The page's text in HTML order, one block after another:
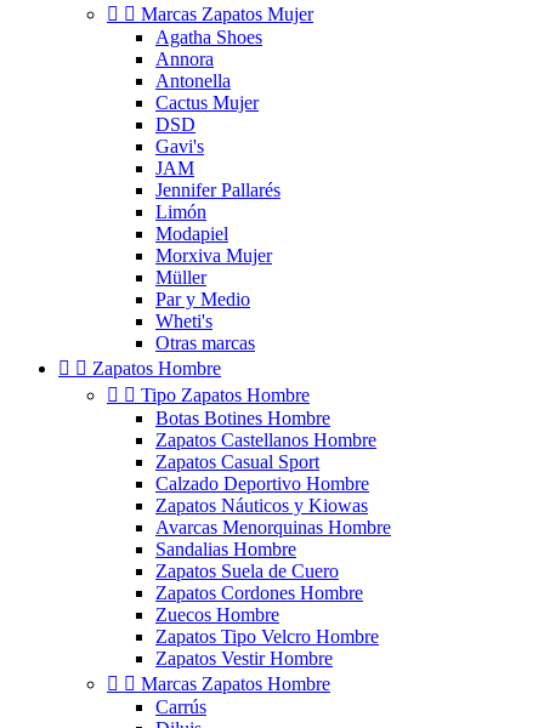
  Marcas Zapatos Mujer
Agatha Shoes
Annora
Antonella
Cactus Mujer
DSD
Gavi's
JAM
Jennifer Pallarés
Limón
Modapiel
Morxiva Mujer
Müller
Par y Medio
Wheti's
Otras marcas
  Zapatos Hombre
  Tipo Zapatos Hombre
Botas Botines Hombre
Zapatos Castellanos Hombre
Zapatos Casual Sport
Calzado Deportivo Hombre
Zapatos Náuticos y Kiowas
Avarcas Menorquinas Hombre
Sandalias Hombre
Zapatos Suela de Cuero
Zapatos Cordones Hombre
Zuecos Hombre
Zapatos Tipo Velcro Hombre
Zapatos Vestir Hombre
  Marcas Zapatos Hombre
Carrús